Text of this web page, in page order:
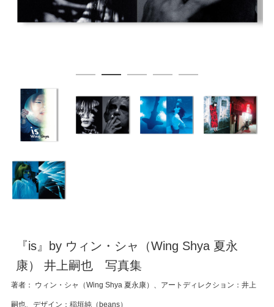
『is』by ウィン・シャ（Wing Shya 夏永
康） 井上嗣也 写真集
著者： ウィン・シャ（Wing Shya 夏永康）、アートディレクション：井上
嗣也、デザイン：稲垣純（beans）